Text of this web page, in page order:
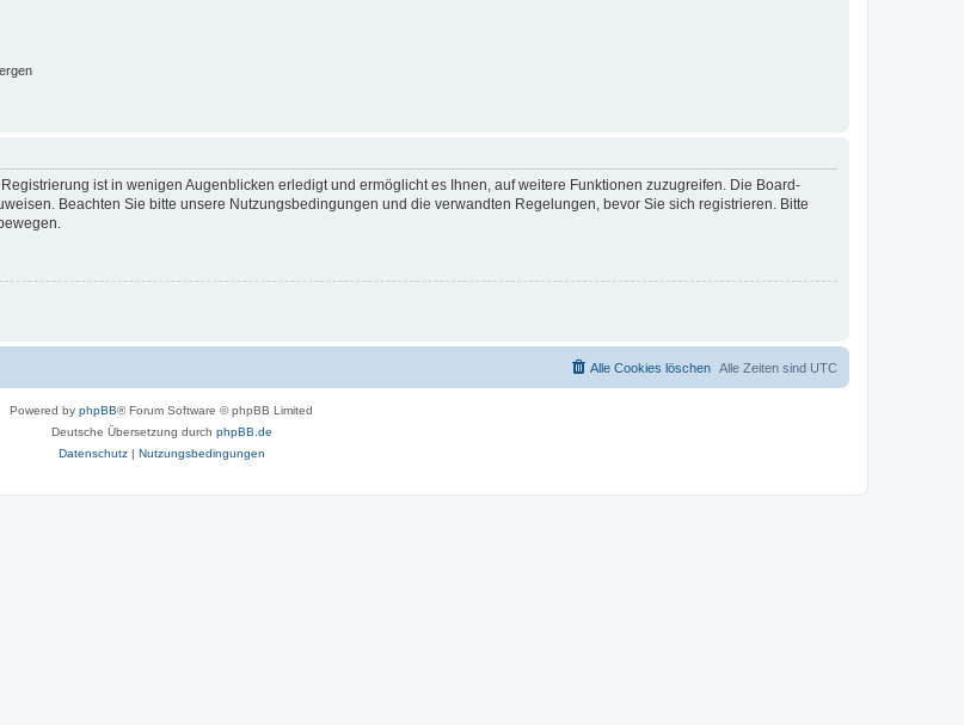
ist in wenigen Augenblicken erledigt und ermöglicht es Ihnen, auf weitere Funktionen zuzugreifen. Die Board-
Beachten Sie bitte unsere Nutzungsbedingungen und die verwandten Regelungen, bevor Sie sich registrieren. Bitte
Alle Zeiten sind UTC
Alle Cookies löschen
Powered by phpBB® Forum Software © phpBB Limited
Deutsche Übersetzung durch phpBB.de
Datenschutz| Nutzungsbedingungen